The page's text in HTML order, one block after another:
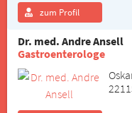
zum Profil
Dr. med. Andre Ansell
Gastroenterologe